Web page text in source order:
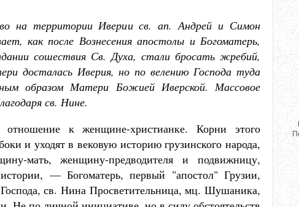
на территории Иверии св. ап. Андрей и Симон
как после Вознесения апостолы и Богоматерь,
сошествия Св. Духа, стали бросать жребий,
досталась Иверия, но по велению Господа туда
образом Матери Божией Иверской. Массовое
св. Нине.
к женщине-христианке. Корни этого
и уходят в вековую историю грузинского народа,
мать, женщину-предводителя и подвижницу,
— Богоматерь, первый "апостол" Грузии,
св. Нина Просветительница, мц. Шушаника,